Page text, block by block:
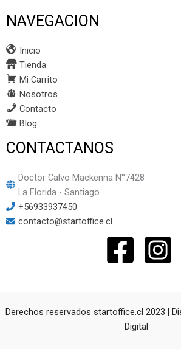
NAVEGACION
Inicio
Tienda
Mi Carrito
Nosotros
Contacto
Blog
CONTACTANOS
Doctor Calvo Mackenna N°7428
La Florida - Santiago
+56933937450
contacto@startoffice.cl
Derechos reservados startoffice.cl 2023 |
Digital